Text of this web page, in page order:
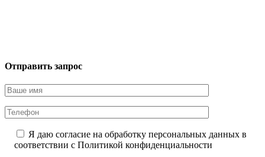
Отправить запрос
Я даю согласие на обработку персональных данных в
соответствии с Политикой конфиденциальности